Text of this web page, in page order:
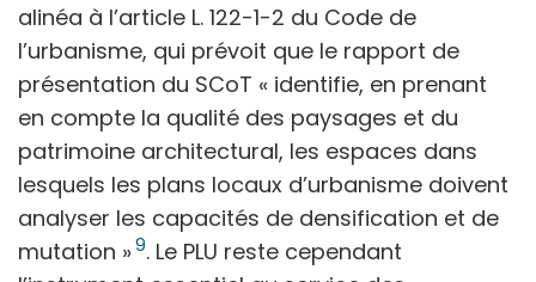
alinéa à l’article L. 122-1-2 du Code de
l’urbanisme, qui prévoit que le rapport de
présentation du SCoT « identifie, en prenant
en compte la qualité des paysages et du
patrimoine architectural, les espaces dans
lesquels les plans locaux d’urbanisme doivent
analyser les capacités de densification et de
mutation »9. Le PLU reste cependant